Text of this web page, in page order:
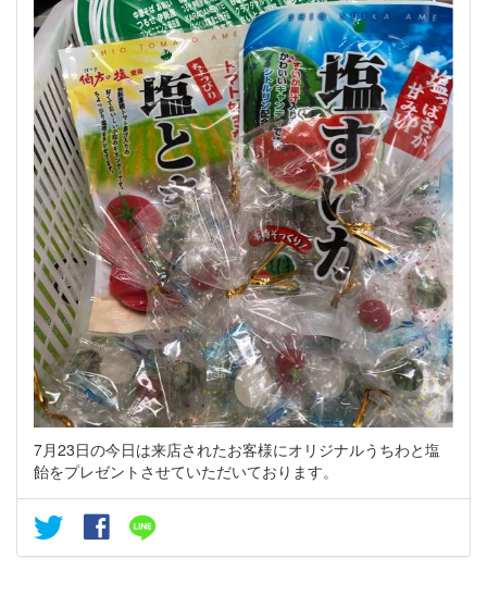
7月23日の今日は来店されたお客様にオリジナルうちわと塩
飴をプレゼントさせていただいております。